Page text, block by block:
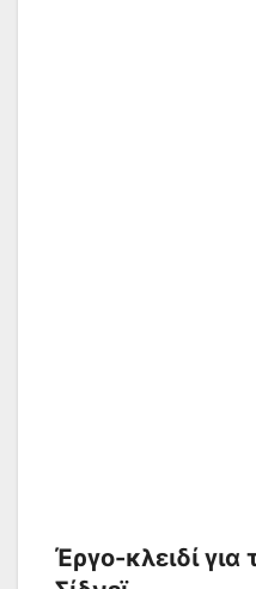
Έργο-κλειδί για